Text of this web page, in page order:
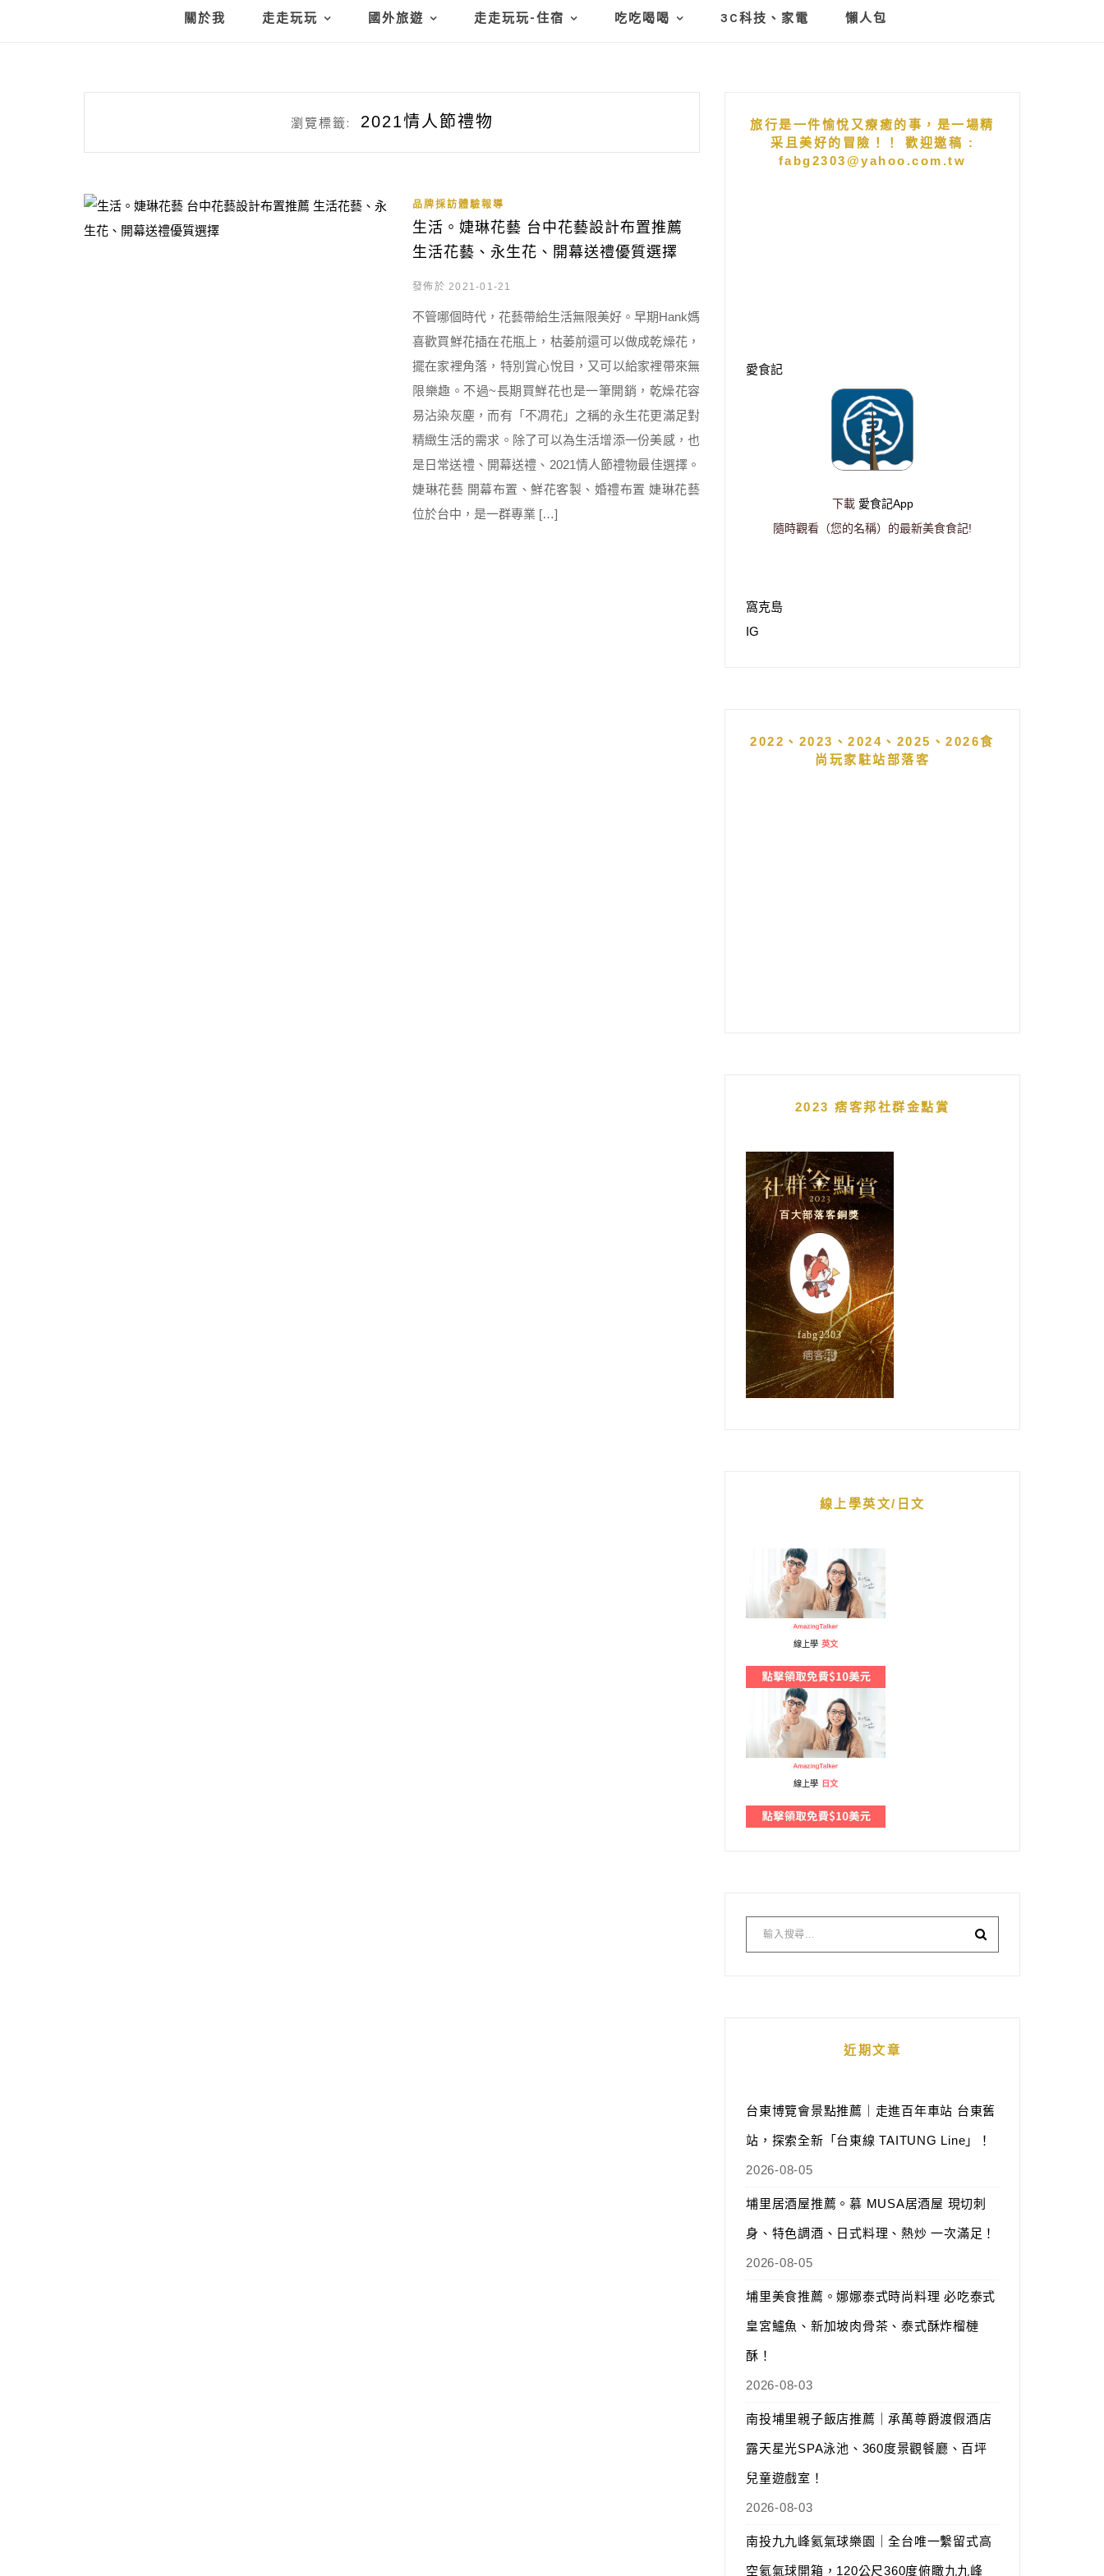
關於我 走走玩玩 國外旅遊 走走玩玩-住宿 吃吃喝喝 3C科技、家電 懶人包
瀏覽標籤: 2021情人節禮物
品牌採訪體驗報導
生活。婕琳花藝 台中花藝設計布置推薦
生活花藝、永生花、開幕送禮優質選擇
發佈於 2021-01-21
不管哪個時代，花藝帶給生活無限美好。早期Hank媽
喜歡買鮮花插在花瓶上，枯萎前還可以做成乾燥花，
擺在家裡角落，特別賞心悅目，又可以給家裡帶來無
限樂趣。不過~長期買鮮花也是一筆開銷，乾燥花容
易沾染灰塵，而有「不凋花」之稱的永生花更滿足對
精緻生活的需求。除了可以為生活增添一份美感，也
是日常送禮、開幕送禮、2021情人節禮物最佳選擇。
婕琳花藝 開幕布置、鮮花客製、婚禮布置 婕琳花藝
位於台中，是一群專業 […]
旅行是一件愉悅又療癒的事，是一場精
采且美好的冒險！！ 歡迎邀稿 :
fabg2303@yahoo.com.tw
愛食記
下載 愛食記App
隨時觀看（您的名稱）的最新美食食記!
窩克島
IG
2022、2023、2024、2025、2026食
尚玩家駐站部落客
2023 痞客邦社群金點賞
線上學英文/日文
線上學 英文
線上學 日文
近期文章
台東博覽會景點推薦｜走進百年車站 台東舊
站，探索全新「台東線 TAITUNG Line」！
2026-08-05
埔里居酒屋推薦。慕 MUSA居酒屋 現切刺
身、特色調酒、日式料理、熱炒 一次滿足！
2026-08-05
埔里美食推薦。娜娜泰式時尚料理 必吃泰式
皇宮鱸魚、新加坡肉骨茶、泰式酥炸榴槤
酥！
2026-08-03
南投埔里親子飯店推薦｜承萬尊爵渡假酒店
露天星光SPA泳池、360度景觀餐廳、百坪
兒童遊戲室！
2026-08-03
南投九九峰氦氣球樂園｜全台唯一繫留式高
空氦氣球開箱，120公尺360度俯瞰九九峰